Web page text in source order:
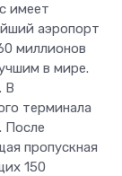
имеет
аэропорт
миллионов
в мире.
В
терминала
После
пропускная
150